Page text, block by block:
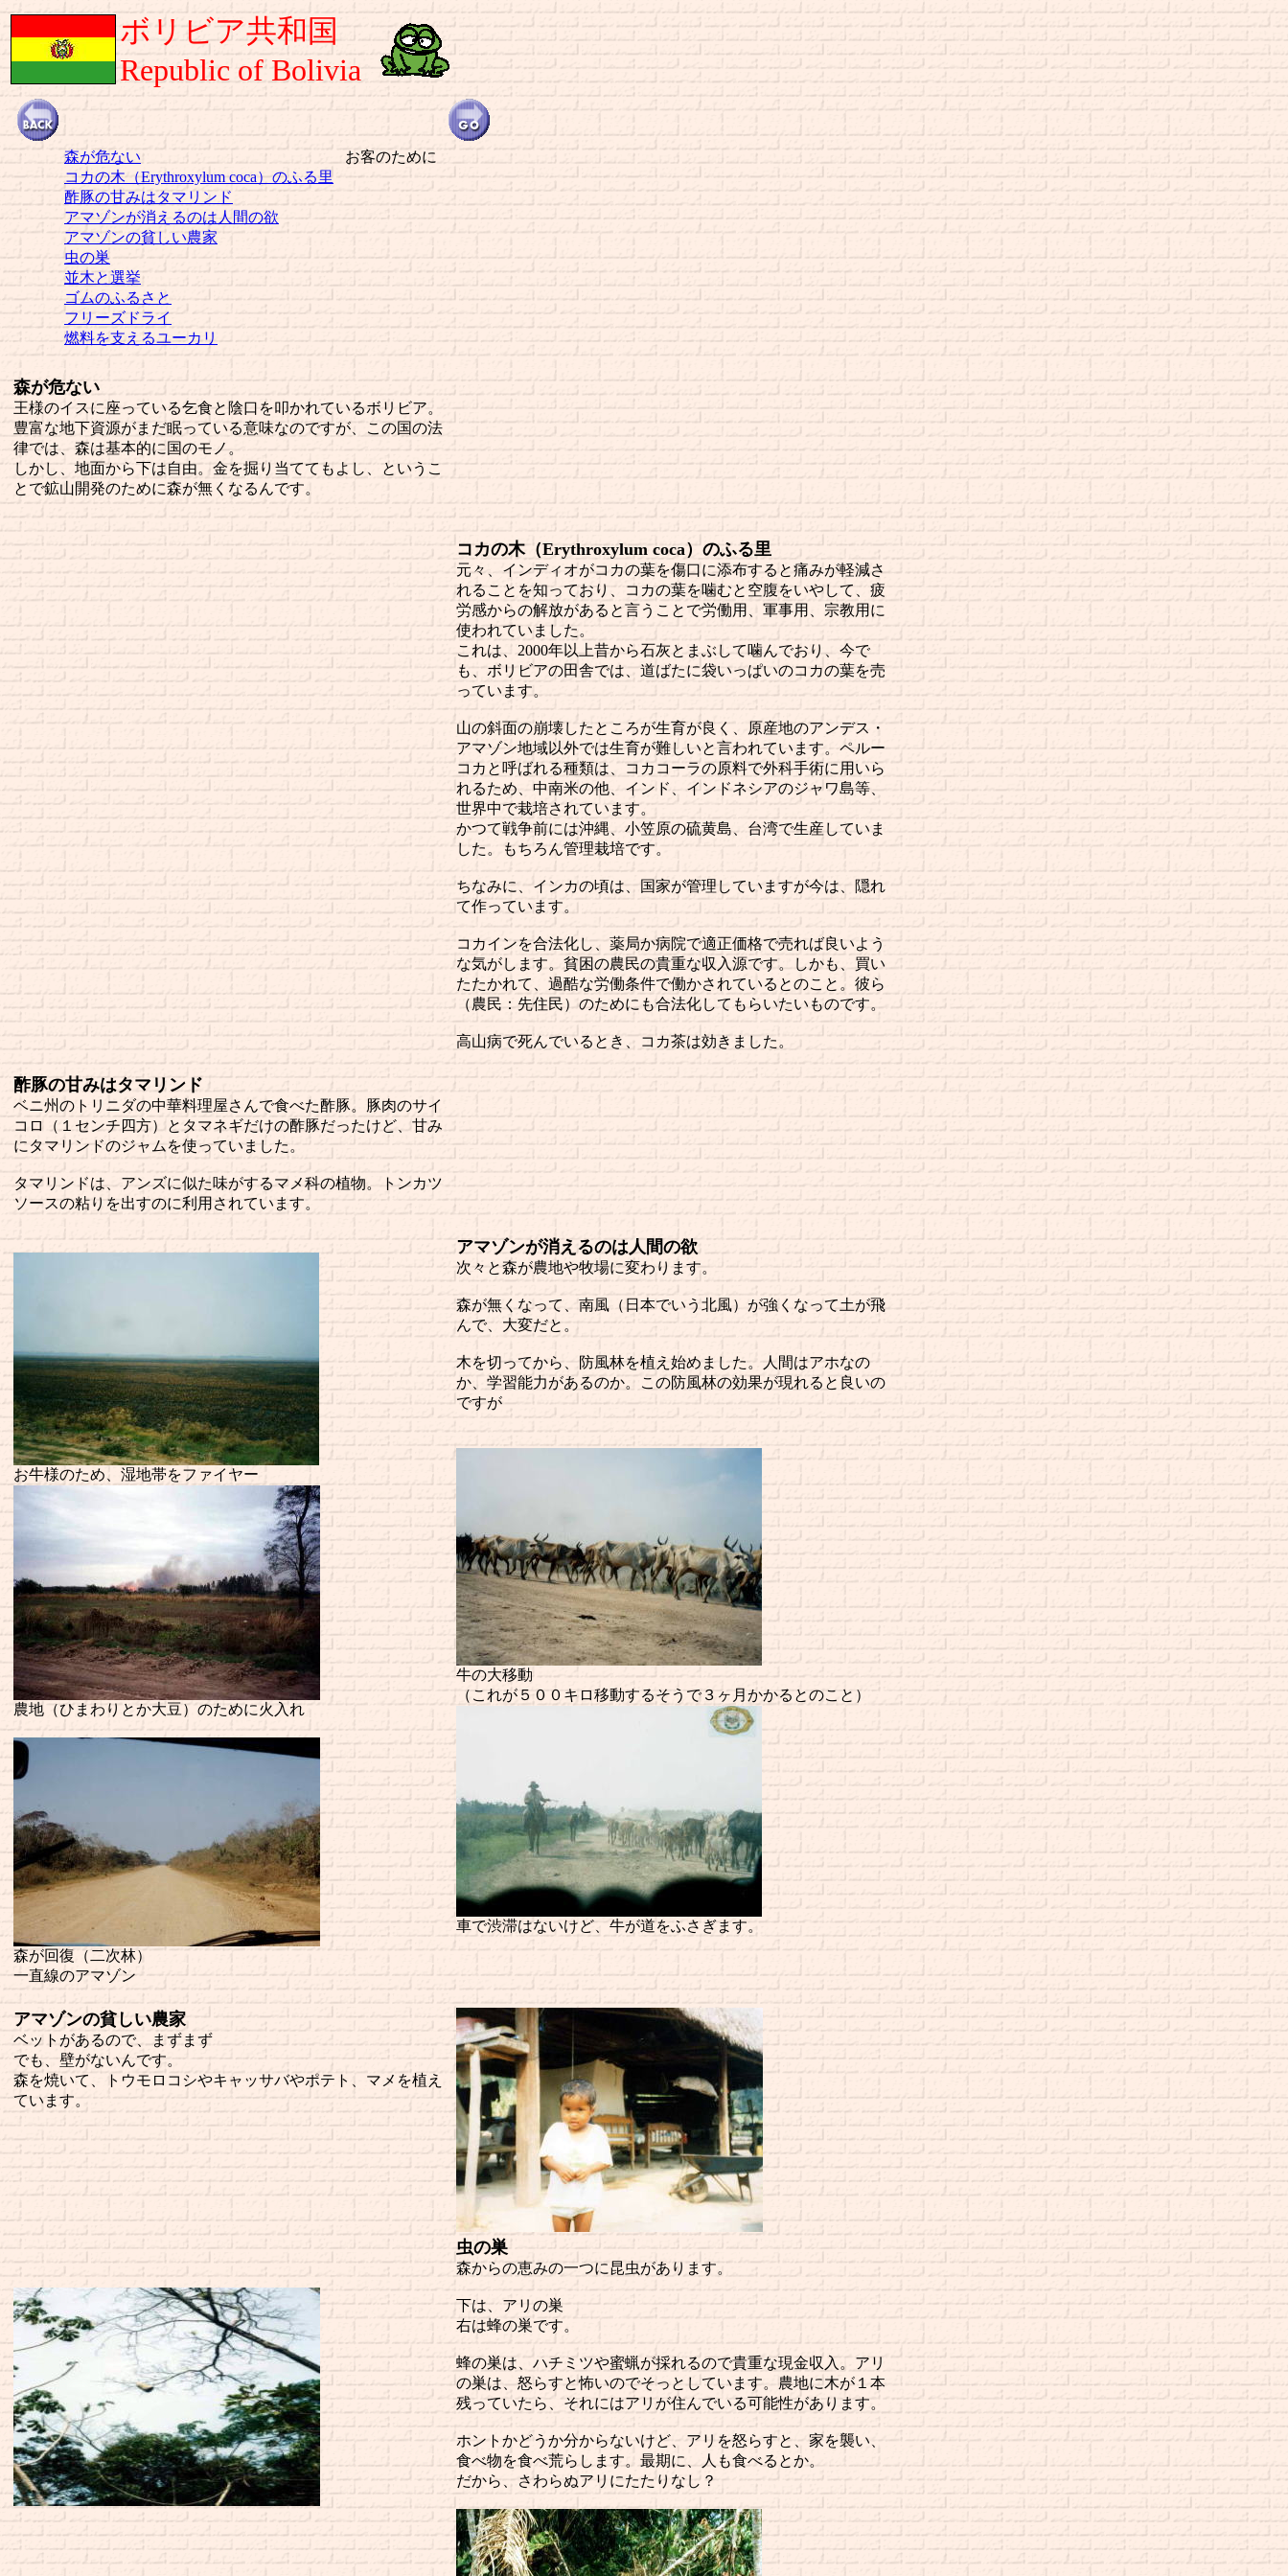
ボリビア共和国
Republic of Bolivia
森が危ない
コカの木（Erythroxylum coca）のふる里
酢豚の甘みはタマリンド
アマゾンが消えるのは人間の欲
アマゾンの貧しい農家
虫の巣
並木と選挙
ゴムのふるさと
フリーズドライ
燃料を支えるユーカリ
お客のために
森が危ない
王様のイスに座っている乞食と陰口を叩かれているボリビア。
豊富な地下資源がまだ眠っている意味なのですが、この国の法
律では、森は基本的に国のモノ。
しかし、地面から下は自由。金を掘り当ててもよし、というこ
とで鉱山開発のために森が無くなるんです。
コカの木（Erythroxylum coca）のふる里
元々、インディオがコカの葉を傷口に添布すると痛みが軽減さ
れることを知っており、コカの葉を噛むと空腹をいやして、疲
労感からの解放があると言うことで労働用、軍事用、宗教用に
使われていました。
これは、2000年以上昔から石灰とまぶして噛んでおり、今で
も、ボリビアの田舎では、道ばたに袋いっぱいのコカの葉を売
っています。
山の斜面の崩壊したところが生育が良く、原産地のアンデス・
アマゾン地域以外では生育が難しいと言われています。ペルー
コカと呼ばれる種類は、コカコーラの原料で外科手術に用いら
れるため、中南米の他、インド、インドネシアのジャワ島等、
世界中で栽培されています。
かつて戦争前には沖縄、小笠原の硫黄島、台湾で生産していま
した。もちろん管理栽培です。
ちなみに、インカの頃は、国家が管理していますが今は、隠れ
て作っています。
コカインを合法化し、薬局か病院で適正価格で売れば良いよう
な気がします。貧困の農民の貴重な収入源です。しかも、買い
たたかれて、過酷な労働条件で働かされているとのこと。彼ら
（農民：先住民）のためにも合法化してもらいたいものです。
高山病で死んでいるとき、コカ茶は効きました。
酢豚の甘みはタマリンド
ベニ州のトリニダの中華料理屋さんで食べた酢豚。豚肉のサイ
コロ（１センチ四方）とタマネギだけの酢豚だったけど、甘み
にタマリンドのジャムを使っていました。
タマリンドは、アンズに似た味がするマメ科の植物。トンカツ
ソースの粘りを出すのに利用されています。
お牛様のため、湿地帯をファイヤー
農地（ひまわりとか大豆）のために火入れ
森が回復（二次林）
一直線のアマゾン
アマゾンが消えるのは人間の欲
次々と森が農地や牧場に変わります。
森が無くなって、南風（日本でいう北風）が強くなって土が飛
んで、大変だと。
木を切ってから、防風林を植え始めました。人間はアホなの
か、学習能力があるのか。この防風林の効果が現れると良いの
ですが
牛の大移動
（これが５００キロ移動するそうで３ヶ月かかるとのこと）
車で渋滞はないけど、牛が道をふさぎます。
アマゾンの貧しい農家
ベットがあるので、まずまず
でも、壁がないんです。
森を焼いて、トウモロコシやキャッサバやポテト、マメを植え
ています。
虫の巣
森からの恵みの一つに昆虫があります。
下は、アリの巣
右は蜂の巣です。
蜂の巣は、ハチミツや蜜蝋が採れるので貴重な現金収入。アリ
の巣は、怒らすと怖いのでそっとしています。農地に木が１本
残っていたら、それにはアリが住んでいる可能性があります。
ホントかどうか分からないけど、アリを怒らすと、家を襲い、
食べ物を食べ荒らします。最期に、人も食べるとか。
だから、さわらぬアリにたたりなし？